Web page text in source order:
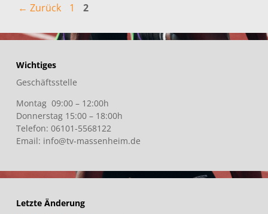
← Zurück Seite
1 Seite
2
Wichtiges
Geschäftsstelle
Montag 09:00 – 12:00h
Donnerstag 15:00 – 18:00h
Telefon: 06101-5568122
Email: info@tv-massenheim.de
Letzte Änderung